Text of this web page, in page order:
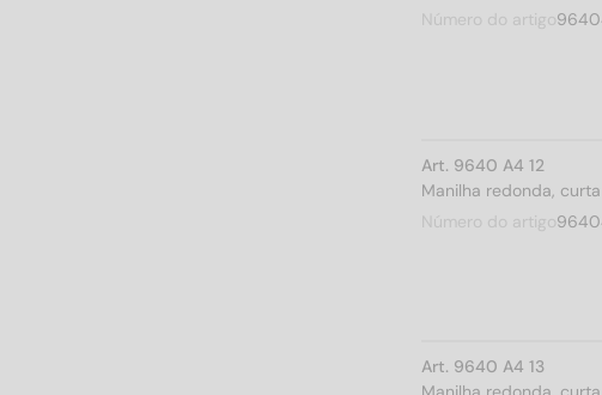
Número do artigo
Art. 9640 A4 12
Manilha redonda, curta
Número do artigo
Art. 9640 A4 13